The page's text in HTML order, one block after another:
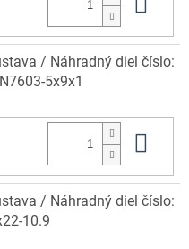
/ Náhradný diel číslo:
5x9x1
/ Náhradný diel číslo:
10.9